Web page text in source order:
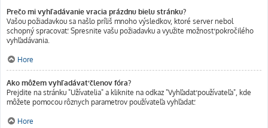
Prečo mi vyhľadávanie vracia prázdnu bielu stránku?
Vašou požiadavkou sa našlo príliš mnoho výsledkov, ktoré server nebol
schopný spracovať. Spresnite vašu požiadavku a využite možnosť pokročilého
vyhľadávania.
Hore
Ako môžem vyhľadávať členov fóra?
Prejdite na stránku "Užívatelia" a kliknite na odkaz "Vyhľadať používateľa", kde
môžete pomocou rôznych parametrov používateľa vyhľadať.
Hore